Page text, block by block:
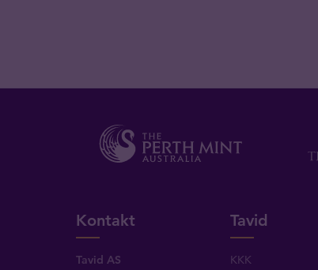
Kontakt
Tavid AS
Tavid
KKK